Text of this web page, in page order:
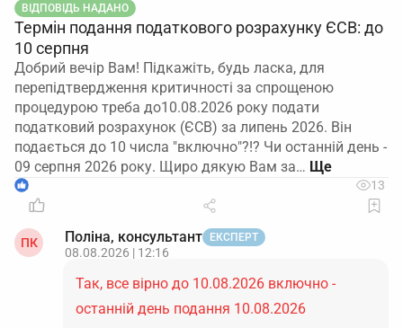
ВІДПОВІДЬ НАДАНО
Термін подання податкового розрахунку ЄСВ: до
10 серпня
Добрий вечір Вам! Підкажіть, будь ласка, для
перепідтвердження критичності за спрощеною
процедурою треба до10.08.2026 року подати
податковий розрахунок (ЄСВ) за липень 2026. Він
подається до 10 числа "включно"?!? Чи останній день -
09 серпня 2026 року. Щиро дякую Вам за…
1 13
ПК Поліна, консультант ЕКСПЕРТ
08.08.2026 | 12:16
Так, все вірно до 10.08.2026 включно -
останній день подання 10.08.2026